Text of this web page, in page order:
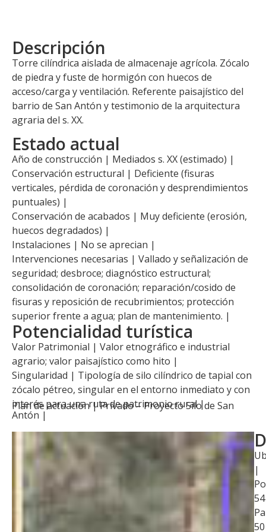
Descripción
Torre cilíndrica aislada de almacenaje agrícola. Zócalo
de piedra y fuste de hormigón con huecos de
acceso/carga y ventilación. Referente paisajístico del
barrio de San Antón y testimonio de la arquitectura
agraria del s. XX.
Estado actual
Año de construcción | Mediados s. XX (estimado) |
Conservación estructural | Deficiente (fisuras
verticales, pérdida de coronación y desprendimientos
puntuales) |
Conservación de acabados | Muy deficiente (erosión,
huecos degradados) |
Instalaciones | No se aprecian |
Intervenciones necesarias | Vallado y señalización de
seguridad; desbroce; diagnóstico estructural;
consolidación de coronación; reparación/cosido de
fisuras y reposición de recubrimientos; protección
superior frente a agua; plan de mantenimiento. |
Potencialidad turística
Valor Patrimonial | Valor etnográfico e industrial
agrario; valor paisajístico como hito |
Singularidad | Tipología de silo cilíndrico de tapial con
zócalo pétreo, singular en el entorno inmediato y con
interés para una ruta de patrimonio rural |
Plan de actuación |Privado – Proyecto Silo de San
Antón |
|
54